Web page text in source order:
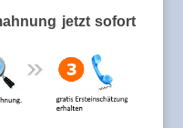
jetzt sofort